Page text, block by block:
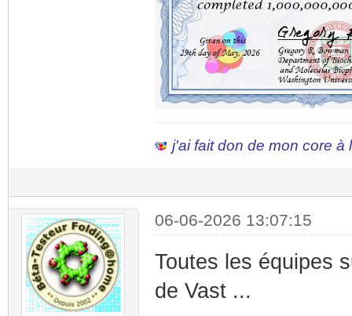
j'ai fait don de mon core à
06-06-2026 13:07:15
Toutes les équipes
de Vast ...